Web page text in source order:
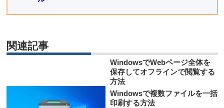
関連記事
WindowsでWebページ全体を
保存してオフラインで閲覧する
方法
Windowsで複数ファイルを一括
印刷する方法